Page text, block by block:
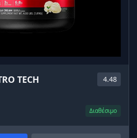
είναι ιδανικό για όσους
πηγή πρωτεΐνης για την
ΟΦΈΛΗ ΤΟΥ YAMAMOTO®
αξίας με γρήγορη
TECH 4.48
Διαθέσιμο